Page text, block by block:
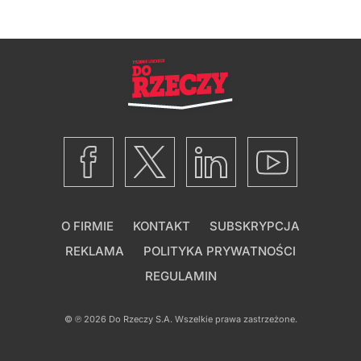
O FIRMIE KONTAKT
SUBSKRYPCJA
REKLAMA
POLITYKA PRYWATNOŚCI
REGULAMIN
© ℗ 2026 Do Rzeczy S.A.Wszelkie prawa zastrzeżone.